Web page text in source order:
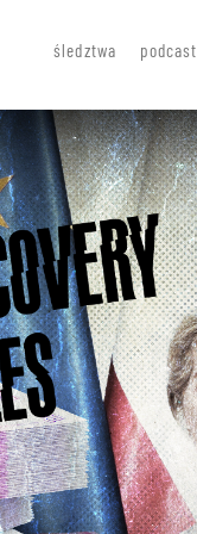
śledztwa podcast